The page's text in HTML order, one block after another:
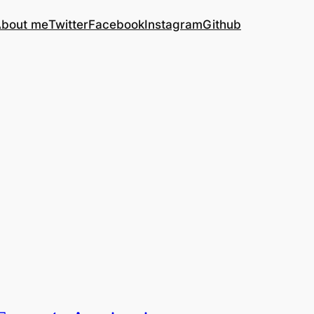
meTwitterFacebookInstagramGithub